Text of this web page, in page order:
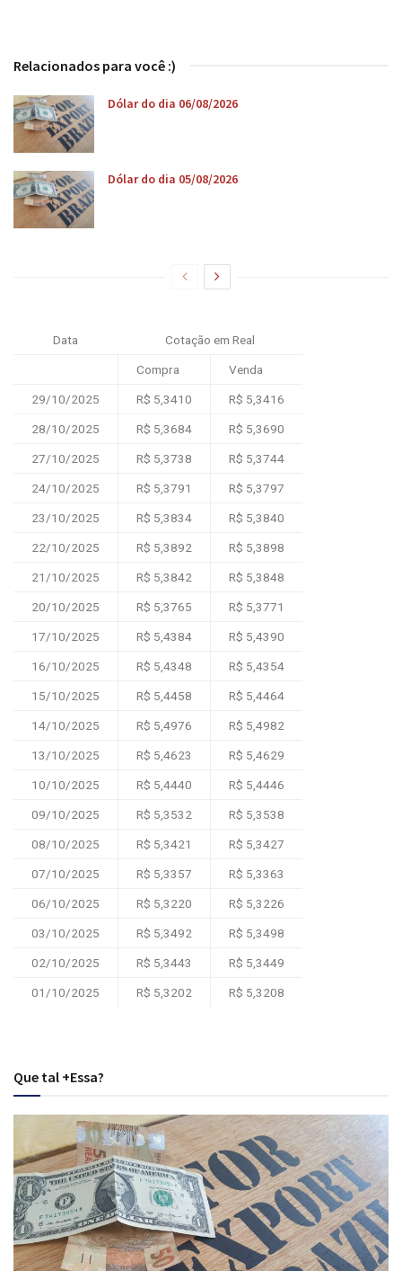
Relacionados para você :)
Dólar do dia 06/08/2026
Dólar do dia 05/08/2026
Data Cotação em Real
Compra Venda
29/10/2025 R$ 5,3410 R$ 5,3416
28/10/2025 R$ 5,3684 R$ 5,3690
27/10/2025 R$ 5,3738 R$ 5,3744
24/10/2025 R$ 5,3791 R$ 5,3797
23/10/2025 R$ 5,3834 R$ 5,3840
22/10/2025 R$ 5,3892 R$ 5,3898
21/10/2025 R$ 5,3842 R$ 5,3848
20/10/2025 R$ 5,3765 R$ 5,3771
17/10/2025 R$ 5,4384 R$ 5,4390
16/10/2025 R$ 5,4348 R$ 5,4354
15/10/2025 R$ 5,4458 R$ 5,4464
14/10/2025 R$ 5,4976 R$ 5,4982
13/10/2025 R$ 5,4623 R$ 5,4629
10/10/2025 R$ 5,4440 R$ 5,4446
09/10/2025 R$ 5,3532 R$ 5,3538
08/10/2025 R$ 5,3421 R$ 5,3427
07/10/2025 R$ 5,3357 R$ 5,3363
06/10/2025 R$ 5,3220 R$ 5,3226
03/10/2025 R$ 5,3492 R$ 5,3498
02/10/2025 R$ 5,3443 R$ 5,3449
01/10/2025 R$ 5,3202 R$ 5,3208
Que tal +Essa?